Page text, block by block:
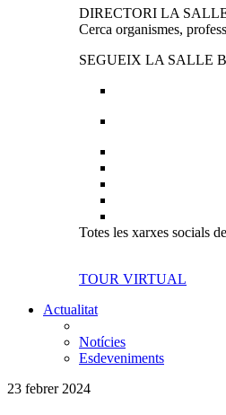
DIRECTORI LA
Cerca organismes,
SEGUEIX LA SALLE
Totes les xarxes socials
TOUR VIRTUAL
Actualitat
Notícies
Esdeveniments
23 febrer 2024